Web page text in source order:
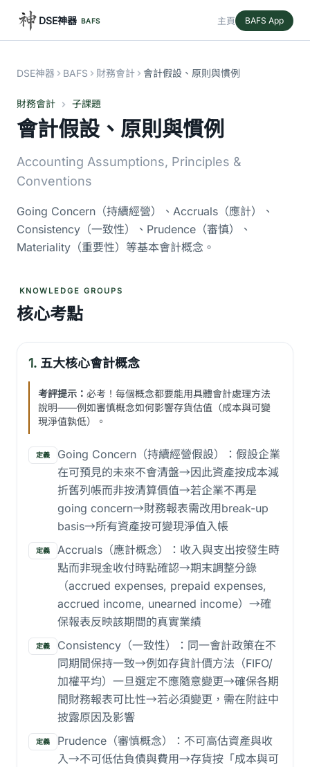
DSE神器 BAFS 主頁 BAFS App
DSE神器 BAFS 財務會計 會計假設、原則與慣例
財務會計 子課題
會計假設、原則與慣例
Accounting Assumptions, Principles &
Conventions
Going Concern（持續經營）、Accruals（應計）、
Consistency（一致性）、Prudence（審慎）、
Materiality（重要性）等基本會計概念。
KNOWLEDGE GROUPS
核心考點
1. 五大核心會計概念
考評提示： 必考！每個概念都要能用具體會計處理方法
說明——例如審慎概念如何影響存貨估值（成本與可變
現淨值孰低）。
定義
Going Concern（持續經營假設）：假設企業
在可預見的未來不會清盤→因此資產按成本減
折舊列帳而非按清算價值→若企業不再是
going concern→財務報表需改用break-up
basis→所有資產按可變現淨值入帳
定義
Accruals（應計概念）：收入與支出按發生時
點而非現金收付時點確認→期末調整分錄
（accrued expenses, prepaid expenses,
accrued income, unearned income）→確
保報表反映該期間的真實業績
定義
Consistency（一致性）：同一會計政策在不
同期間保持一致→例如存貨計價方法（FIFO/
加權平均）一旦選定不應隨意變更→確保各期
間財務報表可比性→若必須變更，需在附註中
披露原因及影響
定義
Prudence（審慎概念）：不可高估資產與收
入→不可低估負債與費用→存貨按「成本與可